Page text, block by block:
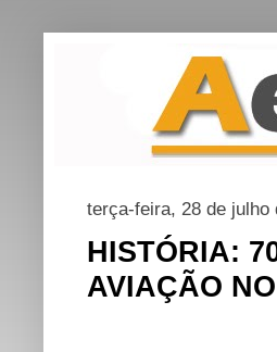
terça-feira, 28 de julho
HISTÓRIA:
AVIAÇÃO